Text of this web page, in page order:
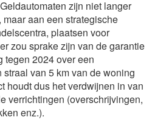
zijn niet langer
aan een strategische
plaatsen voor
zou sprake zijn van de garantie
tegen 2024 over een
van 5 km van de woning
houdt dus het verdwijnen in van
verrichtingen (overschrijvingen,
enz.).